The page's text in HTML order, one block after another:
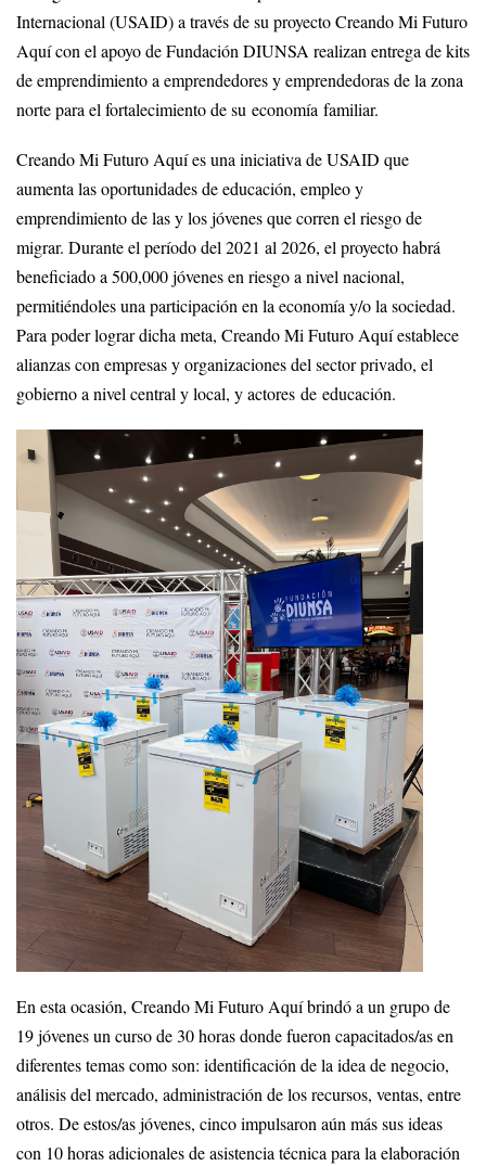
Internacional (USAID) a través de su proyecto Creando Mi Futuro
Aquí con el apoyo de Fundación DIUNSA realizan entrega de kits
de emprendimiento a emprendedores y emprendedoras de la zona
norte para el fortalecimiento de su economía familiar.
Creando Mi Futuro Aquí es una iniciativa de USAID que
aumenta las oportunidades de educación, empleo y
emprendimiento de las y los jóvenes que corren el riesgo de
migrar. Durante el período del 2021 al 2026, el proyecto habrá
beneficiado a 500,000 jóvenes en riesgo a nivel nacional,
permitiéndoles una participación en la economía y/o la sociedad.
Para poder lograr dicha meta, Creando Mi Futuro Aquí establece
alianzas con empresas y organizaciones del sector privado, el
gobierno a nivel central y local, y actores de educación.
En esta ocasión, Creando Mi Futuro Aquí brindó a un grupo de
19 jóvenes un curso de 30 horas donde fueron capacitados/as en
diferentes temas como son: identificación de la idea de negocio,
análisis del mercado, administración de los recursos, ventas, entre
otros. De estos/as jóvenes, cinco impulsaron aún más sus ideas
con 10 horas adicionales de asistencia técnica para la elaboración